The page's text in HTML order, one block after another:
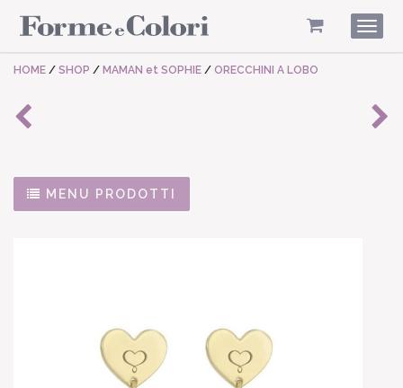
HOME / SHOP / MAMAN et SOPHIE / ORECCHINI A LOBO
MENU PRODOTTI